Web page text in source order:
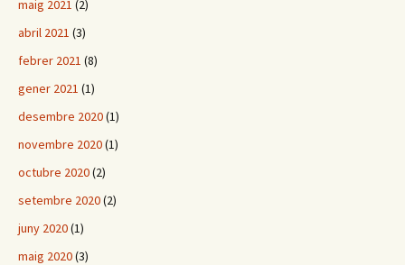
maig 2021 (2)
abril 2021 (3)
febrer 2021 (8)
gener 2021 (1)
desembre 2020(1)
novembre 2020(1)
octubre 2020(2)
setembre 2020(2)
juny 2020(1)
maig 2020(3)